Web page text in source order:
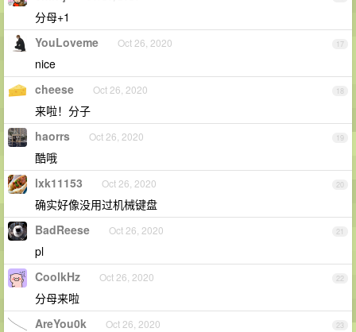
分母+1
17
YouLoveme Oct 26, 2020
nice
18
cheese Oct 26, 2020
来啦！分子
19
haorrs Oct 26, 2020
酷哦
20
lxk11153 Oct 26, 2020
确实好像没用过机械键盘
21
BadReese Oct 26, 2020
pl
22
CoolkHz Oct 26, 2020
分母来啦
23
AreYou0k Oct 26, 2020